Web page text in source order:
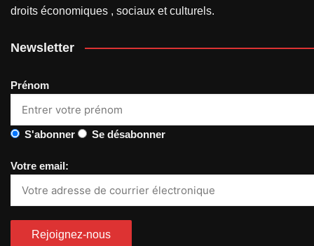
droits économiques , sociaux et culturels.
Newsletter
Prénom
S'abonner Se désabonner
Votre email: